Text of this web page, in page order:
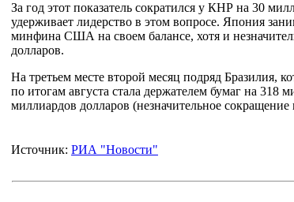
За год этот показатель сократился у КНР на 30
удерживает лидерство в этом вопросе. Япония
минфина США на своем балансе, хотя и
долларов.
На третьем месте второй месяц подряд Бразилия,
по итогам августа стала держателем бумаг на
миллиардов долларов (незначительное
Источник: РИА "Новости"